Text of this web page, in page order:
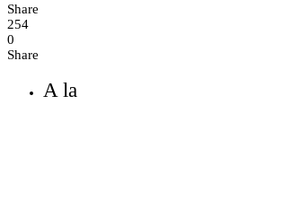
Share
254
0
Share
A la